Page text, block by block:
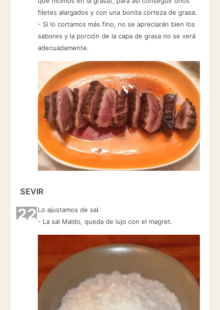
filetes alargados y con una bonita corteza de grasa.
- Si lo cortamos más fino, no se apreciarán bien los
sabores y la porción de la capa de grasa no se verá
adecuadamente.
SEVIR
22 Lo ajustamos de sal.
- La sal Maldo, queda de lujo con el magret.